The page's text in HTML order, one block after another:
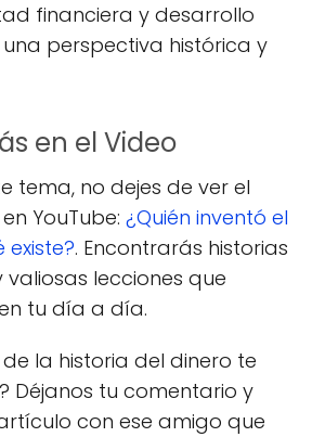
financiera y desarrollo
perspectiva histórica y
en el Video
tema, no dejes de ver el
YouTube: ¿Quién inventó el
. Encontrarás historias
lecciones que
tu día a día.
la historia del dinero te
Déjanos tu comentario y
con ese amigo que